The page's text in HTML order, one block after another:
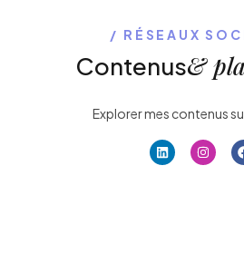
RÉSEAUX
Contenus&
Explorer mes contenus